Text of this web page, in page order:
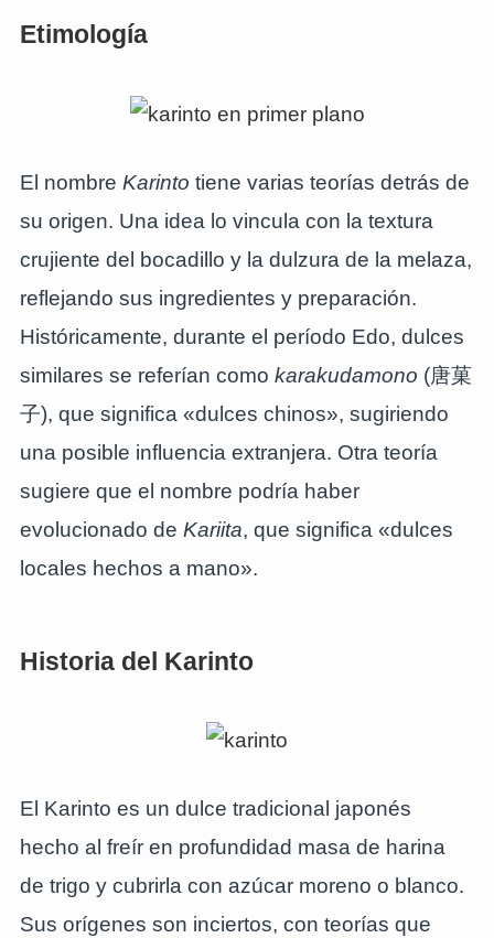
Etimología
El nombre Karinto tiene varias teorías detrás de
su origen. Una idea lo vincula con la textura
crujiente del bocadillo y la dulzura de la melaza,
reflejando sus ingredientes y preparación.
Históricamente, durante el período Edo, dulces
similares se referían como karakudamono (唐菓
子), que significa «dulces chinos», sugiriendo
una posible influencia extranjera. Otra teoría
sugiere que el nombre podría haber
evolucionado de Kariita, que significa «dulces
locales hechos a mano».
Historia del Karinto
El Karinto es un dulce tradicional japonés
hecho al freír en profundidad masa de harina
de trigo y cubrirla con azúcar moreno o blanco.
Sus orígenes son inciertos, con teorías que